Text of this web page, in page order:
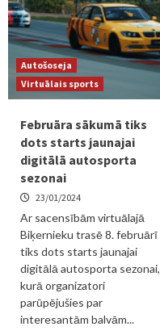
Autošoseja
Virtuālais sports
Februāra sākumā tiks
dots starts jaunajai
digitālā autosporta
sezonai
23/01/2024
Ar sacensībām virtuālajā
Biķernieku trasē 8. februārī
tiks dots starts jaunajai
digitālā autosporta sezonai,
kurā organizatori
parūpējušies par
interesantām balvām...